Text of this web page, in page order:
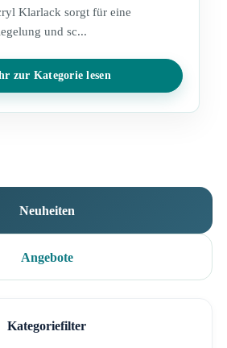
Klarlack sorgt für eine
und sc...
zur Kategorie lesen
Neuheiten
Angebote
Kategoriefilter